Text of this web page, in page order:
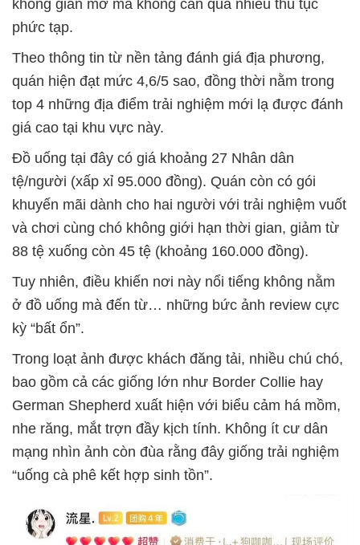
không gian mở mà không cần quá nhiều thủ tục
phức tạp.
Theo thông tin từ nền tảng đánh giá địa phương,
quán hiện đạt mức 4,6/5 sao, đồng thời nằm trong
top 4 những địa điểm trải nghiệm mới lạ được đánh
giá cao tại khu vực này.
Đồ uống tại đây có giá khoảng 27 Nhân dân
tệ/người (xấp xỉ 95.000 đồng). Quán còn có gói
khuyến mãi dành cho hai người với trải nghiệm vuốt
và chơi cùng chó không giới hạn thời gian, giảm từ
88 tệ xuống còn 45 tệ (khoảng 160.000 đồng).
Tuy nhiên, điều khiến nơi này nổi tiếng không nằm
ở đồ uống mà đến từ… những bức ảnh review cực
kỳ “bất ổn”.
Trong loạt ảnh được khách đăng tải, nhiều chú chó,
bao gồm cả các giống lớn như Border Collie hay
German Shepherd xuất hiện với biểu cảm há mồm,
nhe răng, mắt trợn đầy kịch tính. Không ít cư dân
mạng nhìn ảnh còn đùa rằng đây giống trải nghiệm
“uống cà phê kết hợp sinh tồn”.